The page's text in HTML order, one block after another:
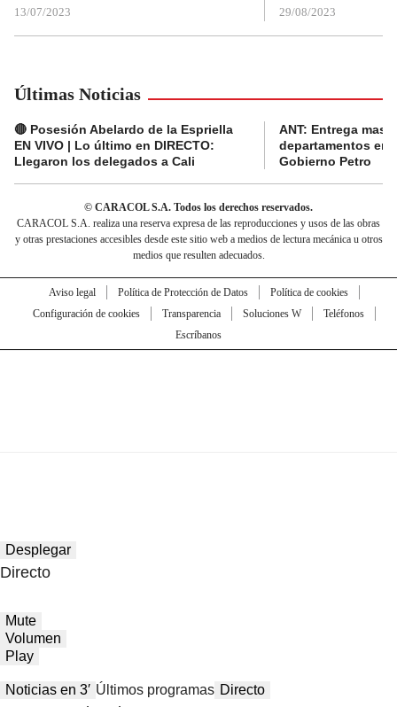
13/07/2023 29/08/2023
Últimas Noticias
🔴 Posesión Abelardo de la Espriella
EN VIVO | Lo último en DIRECTO:
Llegaron los delegados a Cali
ANT: Entrega
departamentos en
Gobierno Petro
© CARACOL S.A. Todos los derechos reservados.
CARACOL S.A. realiza una reserva expresa de las reproducciones y usos de las obras
y otras prestaciones accesibles desde este sitio web a medios de lectura mecánica u otros
medios que resulten adecuados.
Aviso legal Política de Protección de Datos
Política de cookies
Configuración de cookies
Transparencia Soluciones W
Teléfonos
Escríbanos
Desplegar
Directo
Mute
Volumen
Play
Noticias en 3′ Últimos programas Directo